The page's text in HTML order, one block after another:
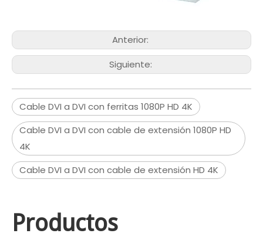
Anterior:
Siguiente:
Cable DVI a DVI con ferritas 1080P HD 4K
Cable DVI a DVI con cable de extensión 1080P HD
4K
Cable DVI a DVI con cable de extensión HD 4K
Productos